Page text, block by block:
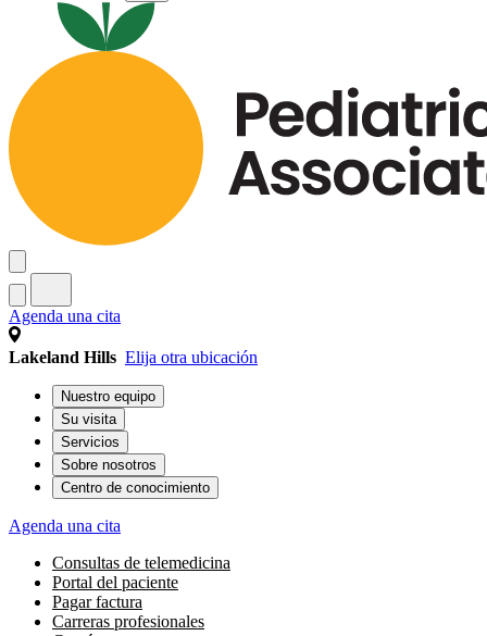
Agenda una cita
Lakeland Hills Elija otra ubicación
Nuestro equipo
Su visita
Servicios
Sobre nosotros
Centro de conocimiento
Agenda una cita
Consultas de telemedicina
Portal del paciente
Pagar factura
Carreras profesionales